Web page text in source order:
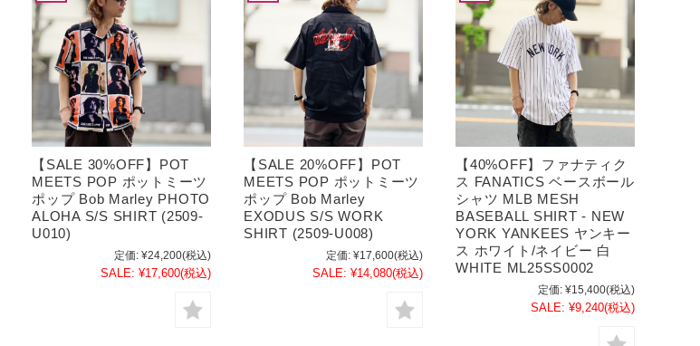
【SALE 30%OFF】POT
MEETS POP ポットミーツ
ポップ Bob Marley PHOTO
ALOHA S/S SHIRT (2509-
U010)
定価: ¥24,200(税込)
SALE: ¥17,600(税込)
【SALE 20%OFF】POT
MEETS POP ポットミーツ
ポップ Bob Marley
EXODUS S/S WORK
SHIRT (2509-U008)
定価: ¥17,600(税込)
SALE: ¥14,080(税込)
【40%OFF】ファナティク
ス FANATICS ベースボール
シャツ MLB MESH
BASEBALL SHIRT - NEW
YORK YANKEES ヤンキー
ス ホワイト/ネイビー 白
WHITE ML25SS0002
定価: ¥15,400(税込)
SALE: ¥9,240(税込)